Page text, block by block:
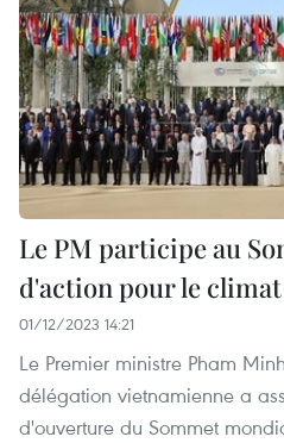
Le PM participe au
d'action pour le
01/12/2023 14:21
Le Premier ministre Pham
délégation vietnamienne a
d'ouverture du Sommet